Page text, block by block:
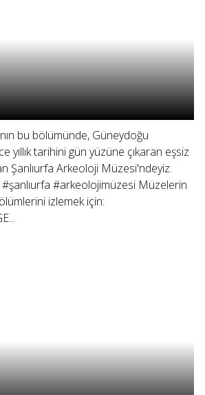
bu bölümünde, Güneydoğu
yıllık tarihini gün yüzüne çıkaran eşsiz
Şanlıurfa Arkeoloji Müzesi'ndeyiz.
#şanlıurfa #arkeolojimüzesi Müzelerin
izlemek için: